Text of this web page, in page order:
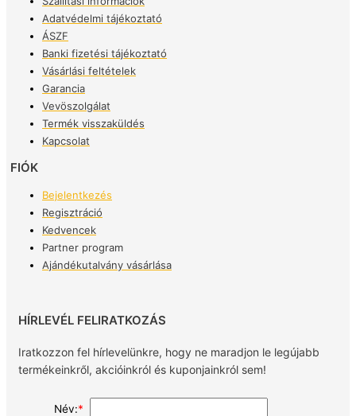
Adatvédelmi tájékoztató
ÁSZF
Banki fizetési tájékoztató
Vásárlási feltételek
Garancia
Vevöszolgálat
Termék visszaküldés
Kapcsolat
FIÓK
Bejelentkezés
Regisztráció
Kedvencek
Partner program
Ajándékutalvány vásárlása
HÍRLEVÉL FELIRATKOZÁS
Iratkozzon fel hírlevelünkre, hogy ne maradjon le legújabb
termékeinkről, akcióinkról és kuponjainkról sem!
Név:*